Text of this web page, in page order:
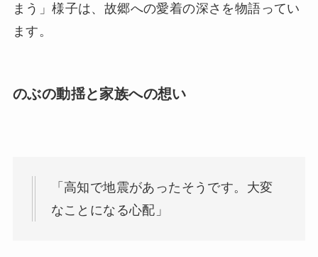
まう」様子は、故郷への愛着の深さを物語ってい
ます。
のぶの動揺と家族への想い
「高知で地震があったそうです。大変
なことになる心配」